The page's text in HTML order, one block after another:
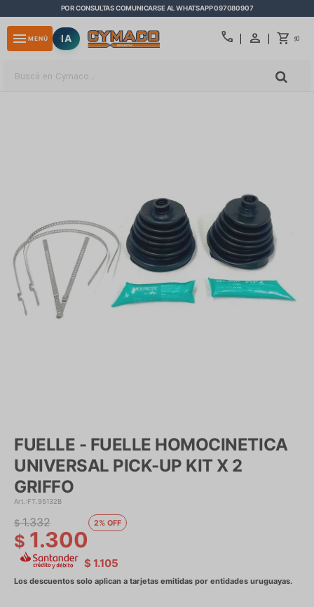
POR CONSULTAS COMUNICARSE AL WHATSAPP 097080907
call $0
menu MENÚ IA
FUELLE - FUELLE HOMOCINETICA
UNIVERSAL PICK-UP KIT X 2
GRIFFO
FT.95132B
$ 1.300
$ 1.332 2
$ 1.105
close